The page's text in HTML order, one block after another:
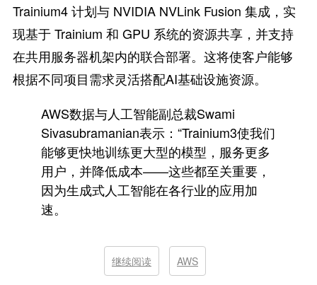
Trainium4 计划与 NVIDIA NVLink Fusion 集成，实
现基于 Trainium 和 GPU 系统的资源共享，并支持
在共用服务器机架内的联合部署。这将使客户能够
根据不同项目需求灵活搭配AI基础设施资源。
AWS数据与人工智能副总裁Swami
Sivasubramanian表示：“Trainium3使我们
能够更快地训练更大型的模型，服务更多
用户，并降低成本——这些都至关重要，
因为生成式人工智能在各行业的应用加
速。
继续阅读 AWS